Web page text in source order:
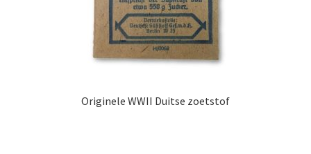
Originele WWII Duitse zoetstof